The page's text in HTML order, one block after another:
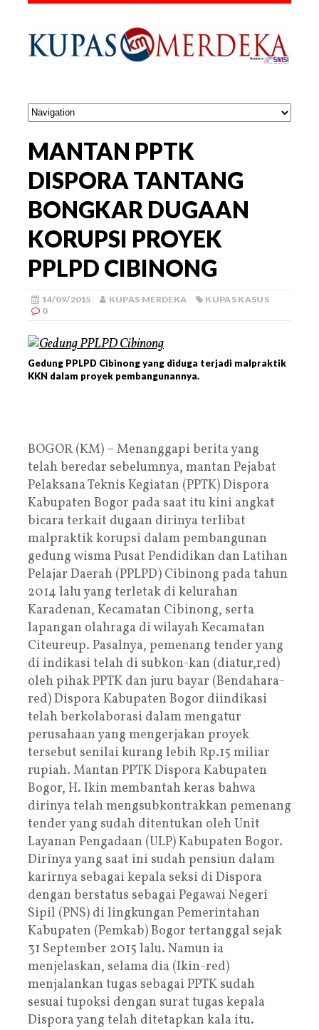
MANTAN PPTK
DISPORA TANTANG
BONGKAR DUGAAN
KORUPSI PROYEK
PPLPD CIBINONG
14/09/2015 KUPAS MERDEKA
KUPAS KASUS
0
Gedung PPLPD Cibinong yang diduga terjadi malpraktik
KKN dalam proyek pembangunannya.
BOGOR (KM) – Menanggapi berita yang
telah beredar sebelumnya, mantan Pejabat
Pelaksana Teknis Kegiatan (PPTK) Dispora
Kabupaten Bogor pada saat itu kini angkat
bicara terkait dugaan dirinya terlibat
malpraktik korupsi dalam pembangunan
gedung wisma Pusat Pendidikan dan Latihan
Pelajar Daerah (PPLPD) Cibinong pada tahun
2014 lalu yang terletak di kelurahan
Karadenan, Kecamatan Cibinong, serta
lapangan olahraga di wilayah Kecamatan
Citeureup. Pasalnya, pemenang tender yang
di indikasi telah di subkon-kan (diatur,red)
oleh pihak PPTK dan juru bayar (Bendahara-
red) Dispora Kabupaten Bogor diindikasi
telah berkolaborasi dalam mengatur
perusahaan yang mengerjakan proyek
tersebut senilai kurang lebih Rp.15 miliar
rupiah. Mantan PPTK Dispora Kabupaten
Bogor, H. Ikin membantah keras bahwa
dirinya telah mengsubkontrakkan pemenang
tender yang sudah ditentukan oleh Unit
Layanan Pengadaan (ULP) Kabupaten Bogor.
Dirinya yang saat ini sudah pensiun dalam
karirnya sebagai kepala seksi di Dispora
dengan berstatus sebagai Pegawai Negeri
Sipil (PNS) di lingkungan Pemerintahan
Kabupaten (Pemkab) Bogor tertanggal sejak
31 September 2015 lalu. Namun ia
menjelaskan, selama dia (Ikin-red)
menjalankan tugas sebagai PPTK sudah
sesuai tupoksi dengan surat tugas kepala
Dispora yang telah ditetapkan kala itu.